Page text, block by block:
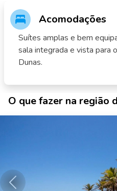
Acomodações
Suítes amplas e bem
sala integrada e vista para
Dunas.
O que fazer na região
Anterior